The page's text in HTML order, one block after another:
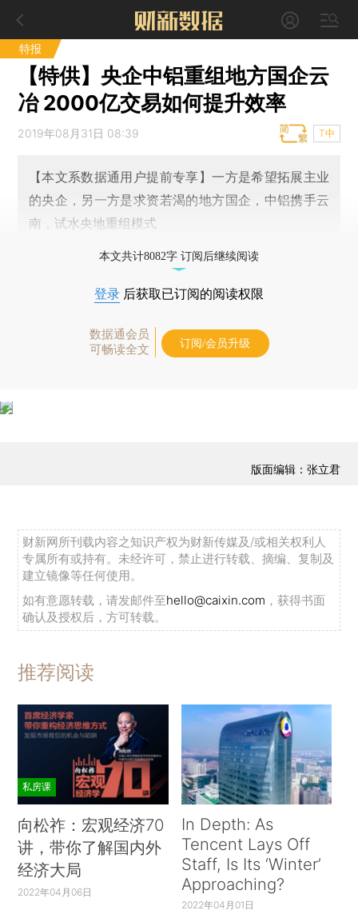
特报
【特供】央企中铝重组地方国企云
冶 2000亿交易如何提升效率
2019年08月31日 08:39 T中
【本文系数据通用户提前专享】一方是希望拓展主业
的央企，另一方是求资若渴的地方国企，中铝携手云
南，试水央地重组模式
本文共计8082字 订阅后继续阅读
登录 后获取已订阅的阅读权限
数据通会员
可畅读全文
订阅/会员升级
版面编辑：张立君
财新网所刊载内容之知识产权为财新传媒及/或相关权利人
专属所有或持有。未经许可，禁止进行转载、摘编、复制及
建立镜像等任何使用。
如有意愿转载，请发邮件至hello@caixin.com ，获得书面
确认及授权后，方可转载。
推荐阅读
私房课
向松祚：宏观经济70
讲，带你了解国内外
经济大局
2022年04月06日
In Depth: As
Tencent Lays Off
Staff, Is Its ‘Winter’
Approaching?
2022年04月01日